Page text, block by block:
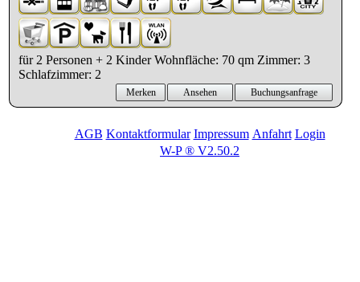
für 2 Personen + 2 Kinder Wohnfläche: 70 qm Zimmer: 3
Schlafzimmer: 2
Merken Ansehen Buchungsanfrage
AGB Kontaktformular Impressum Anfahrt Login
W-P ® V2.50.2